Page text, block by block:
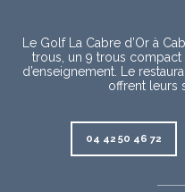
Le Golf La Cabre d’Or à
trous, un 9 trous
d’enseignement. Le
offrent leurs
Contact
04 42 50 46 72